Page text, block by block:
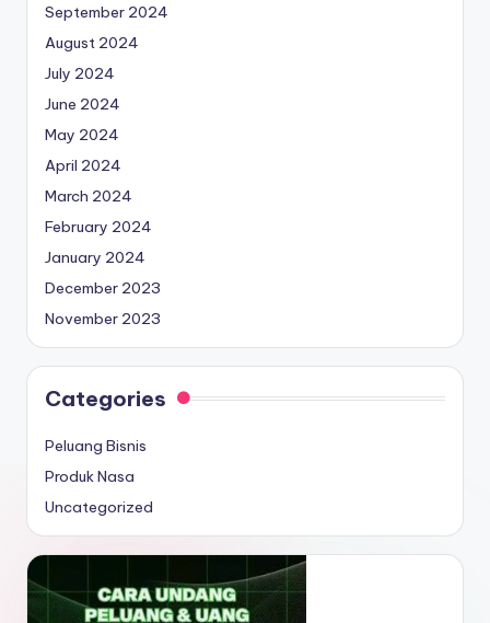
September 2024
August 2024
July 2024
June 2024
May 2024
April 2024
March 2024
February 2024
January 2024
December 2023
November 2023
Categories
Peluang Bisnis
Produk Nasa
Uncategorized